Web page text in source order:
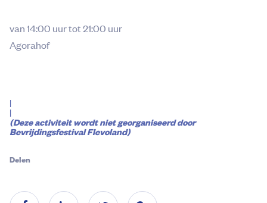
Delen
van 14:00 uur tot 21:00 uur
Agorahof
|
|
(Deze activiteit wordt niet georganiseerd door
Bevrijdingsfestival Flevoland)